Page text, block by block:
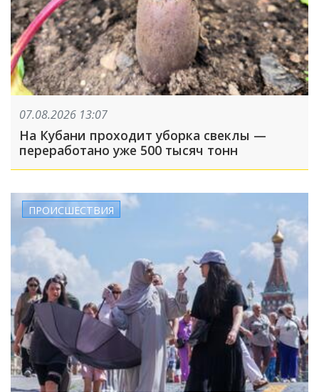
07.08.2026 13:07
На Кубани проходит уборка свеклы —
переработано уже 500 тысяч тонн
ПРОИСШЕСТВИЯ